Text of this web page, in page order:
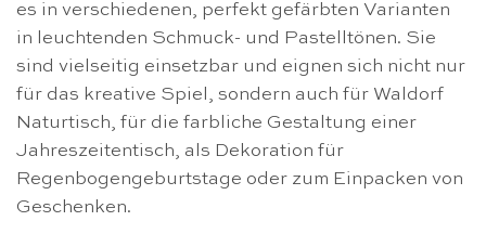
es in verschiedenen, perfekt gefärbten Varianten
in leuchtenden Schmuck- und Pastelltönen. Sie
sind vielseitig einsetzbar und eignen sich nicht nur
für das kreative Spiel, sondern auch für Waldorf
Naturtisch, für die farbliche Gestaltung einer
Jahreszeitentisch, als Dekoration für
Regenbogengeburtstage oder zum Einpacken von
Geschenken.